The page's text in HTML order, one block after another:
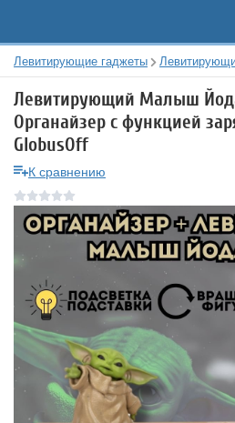
Левитирующие гаджеты
Левитирующий Малыш
Органайзер с функцией
GlobusOff
К сравнению